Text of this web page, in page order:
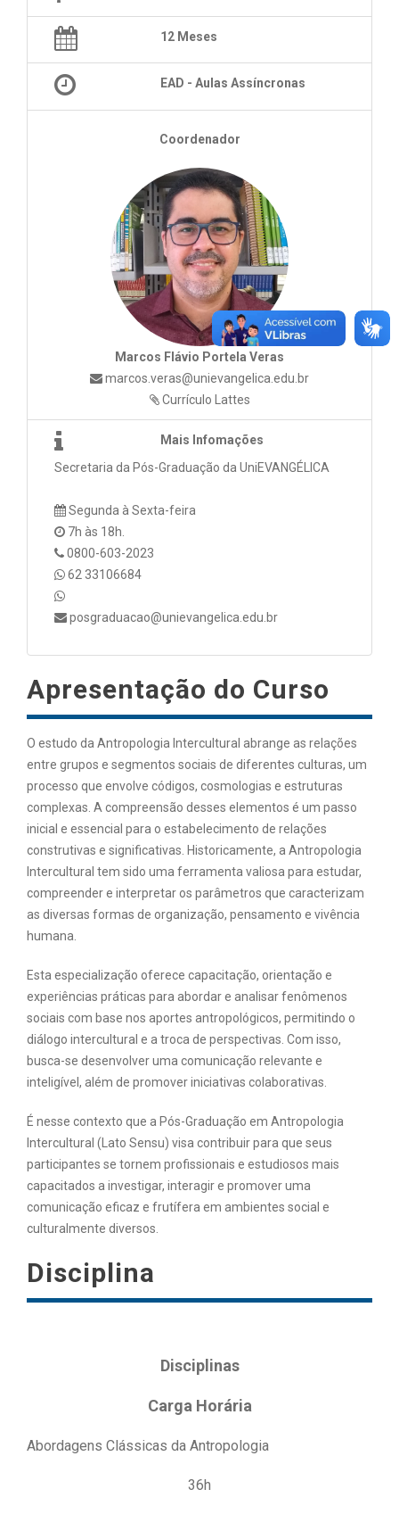
12 Meses
EAD - Aulas Assíncronas
Coordenador
Marcos Flávio Portela Veras
marcos.veras@unievangelica.edu.br
Currículo Lattes
Mais Infomações
Secretaria da Pós-Graduação da UniEVANGÉLICA
Segunda à Sexta-feira
7h às 18h.
0800-603-2023
62 33106684
posgraduacao@unievangelica.edu.br
Apresentação do Curso
O estudo da Antropologia Intercultural abrange as relações
entre grupos e segmentos sociais de diferentes culturas, um
processo que envolve códigos, cosmologias e estruturas
complexas. A compreensão desses elementos é um passo
inicial e essencial para o estabelecimento de relações
construtivas e significativas. Historicamente, a Antropologia
Intercultural tem sido uma ferramenta valiosa para estudar,
compreender e interpretar os parâmetros que caracterizam
as diversas formas de organização, pensamento e vivência
humana.
Esta especialização oferece capacitação, orientação e
experiências práticas para abordar e analisar fenômenos
sociais com base nos aportes antropológicos, permitindo o
diálogo intercultural e a troca de perspectivas. Com isso,
busca-se desenvolver uma comunicação relevante e
inteligível, além de promover iniciativas colaborativas.
É nesse contexto que a Pós-Graduação em Antropologia
Intercultural (Lato Sensu) visa contribuir para que seus
participantes se tornem profissionais e estudiosos mais
capacitados a investigar, interagir e promover uma
comunicação eficaz e frutífera em ambientes social e
culturalmente diversos.
Disciplina
Disciplinas
Carga Horária
Abordagens Clássicas da Antropologia
36h